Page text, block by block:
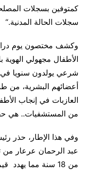
كمتوفين بسجلات
سجلات الحالة المدنية“.
وكشف مختصون يوم
شرعي يولدون سنويا في
أعضائهم البشرية، من
العازبات في إنجاب
من المستشفيات.. هي
وفي هذا الإطار، حذر
عبد الرحمان عرعار من
من 18 سنة مما